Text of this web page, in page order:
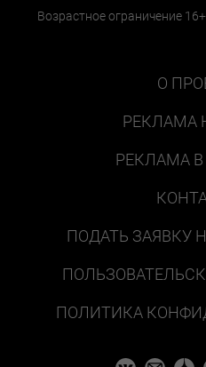
Возрастное ограничение 16+
О
РЕКЛАМА
РЕКЛАМА
ПОДАТЬ ЗАЯВКУ
ПОЛИТИКА